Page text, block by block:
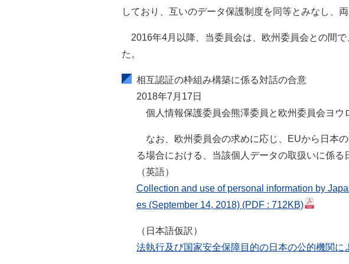
しており、互いのデータ保護制度を同等とみなし、
2016年4月以降、当委員会は、欧州委員会との間
た。
相互認証の枠組み構築に係る対話の合意
2018年7月17日
個人情報保護委員会熊澤委員と欧州委員会ヨウ
なお、欧州委員会の求めに応じ、EUから日本
る場合における、当該個人データの取扱いに係る
（英語）
Collection and use of personal information by
es (September 14, 2018) (PDF : 712KB)
（日本語仮訳）
法執行及び国家安全保障目的の日本の公的機関に